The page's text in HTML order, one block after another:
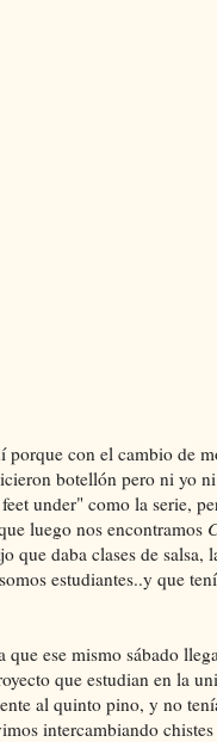
porque con el cambio de
botellón pero ni yo
under" como la serie,
luego nos encontramos
daba clases de salsa,
estudiantes..y que
que ese mismo sábado
que estudian en la
al quinto pino, y no
intercambiando